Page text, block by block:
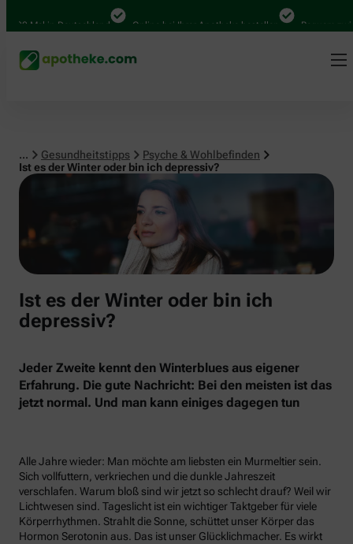
Mal in Deutschland Online bei Ihrer Apotheke bestellen Bequem
... Gesundheitstipps
Psyche & Wohlbefinden
Ist es der Winter oder bin ich depressiv?
Psyche & Wohlbefinden
Ist es der Winter oder bin ich
depressiv?
Jeder Zweite kennt den Winterblues aus eigener
Erfahrung. Die gute Nachricht: Bei den meisten ist das
jetzt normal. Und man kann einiges dagegen tun
Alle Jahre wieder: Man möchte am liebsten ein Murmeltier sein.
Sich vollfuttern, verkriechen und die dunkle Jahreszeit
verschlafen. Warum bloß sind wir jetzt so schlecht drauf? Weil wir
Lichtwesen sind. Tageslicht ist ein wichtiger Taktgeber für viele
Körperrhythmen. Strahlt die Sonne, schüttet unser Körper das
Hormon Serotonin aus. Das ist unser Glücklichmacher. Es wirkt